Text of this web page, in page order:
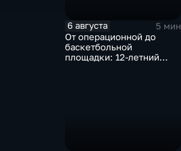
6 августа
5 мин
От операционной до
баскетбольной
площадки: 12-летний